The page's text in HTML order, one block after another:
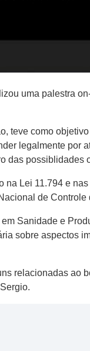
uma palestra
teve como
legalmente por
das possiblidades
na Lei 11.794 e
de
Sanidade e
sobre aspectos
relacionadas ao